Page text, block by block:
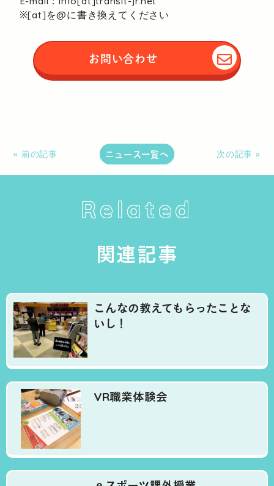
※[at]を@に書き換えてください
お問い合わせ
« 前の記事 ニュース一覧へ 次の記事 »
Related
関連記事
こんなの教えてもらったことな
いし！
VR職業体験会